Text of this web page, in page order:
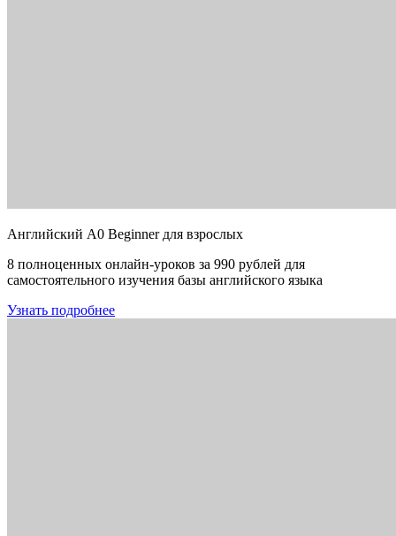
Английский A0 Beginner для взрослых
8 полноценных онлайн-уроков за 990 рублей для
самостоятельного изучения базы английского языка
Узнать подробнее